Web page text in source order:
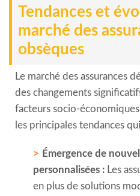
Tendances et
marché des
obsèques
Le marché des assurances
des changements
facteurs socio-
les principales tendances
Émergence de
personnalisées : Les
en plus de solutions